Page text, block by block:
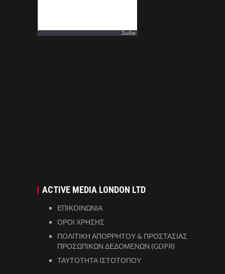
Ζωδια
ACTIVE MEDIA LONDON LTD
ΕΠΙΚΟΙΝΩΝΙΑ
ΟΡΟΙ ΧΡΗΣΗΣ
ΠΟΛΙΤΙΚΗ ΑΠΟΡΡΗΤΟΥ & ΠΡΟΣΤΑΣΙΑΣ
ΠΡΟΣΩΠΙΚΩΝ ΔΕΔΟΜΕΝΩΝ (GDPR)
ΤΑΥΤΟΤΗΤΑ ΙΣΤΟΤΟΠΟΥ